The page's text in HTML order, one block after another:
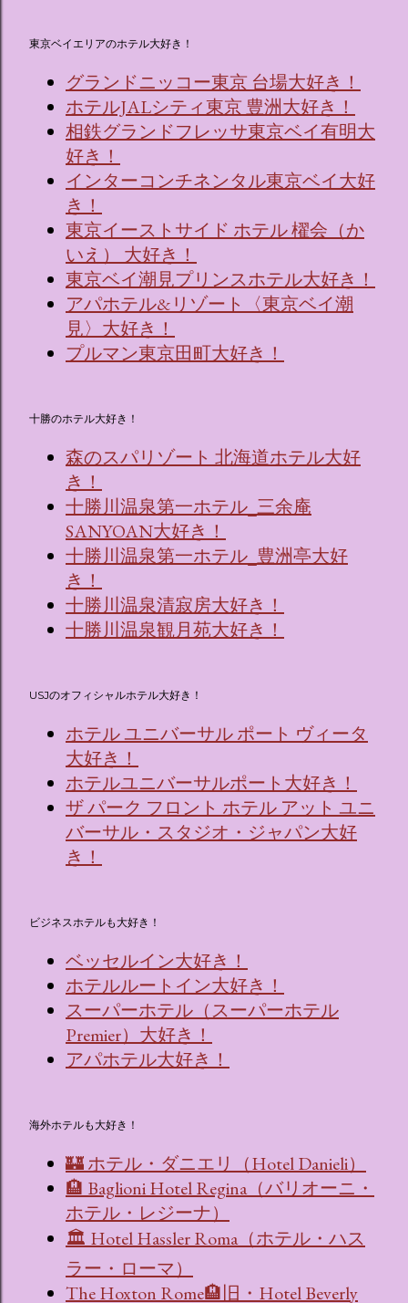
東京ベイエリアのホテル大好き！
グランドニッコー東京 台場大好き！
ホテルJALシティ東京 豊洲大好き！
相鉄グランドフレッサ東京ベイ有明大
好き！
インターコンチネンタル東京ベイ大好
き！
東京イーストサイド ホテル 櫂会（か
いえ） 大好き！
東京ベイ潮見プリンスホテル大好き！
アパホテル&リゾート〈東京ベイ潮
見〉大好き！
プルマン東京田町大好き！
十勝のホテル大好き！
森のスパリゾート 北海道ホテル大好
き！
十勝川温泉第一ホテル_三余庵
SANYOAN大好き！
十勝川温泉第一ホテル_豊洲亭大好
き！
十勝川温泉清寂房大好き！
十勝川温泉観月苑大好き！
USJのオフィシャルホテル大好き！
ホテル ユニバーサル ポート ヴィータ
大好き！
ホテルユニバーサルポート大好き！
ザ パーク フロント ホテル アット ユニ
バーサル・スタジオ・ジャパン大好
き！
ビジネスホテルも大好き！
ベッセルイン大好き！
ホテルルートイン大好き！
スーパーホテル（スーパーホテル
Premier）大好き！
アパホテル大好き！
海外ホテルも大好き！
🏰 ホテル・ダニエリ（Hotel Danieli）
🏨 Baglioni Hotel Regina（バリオーニ・
ホテル・レジーナ）
🏛 Hotel Hassler Roma（ホテル・ハス
ラー・ローマ）
The Hoxton Rome🏨旧・Hotel Beverly